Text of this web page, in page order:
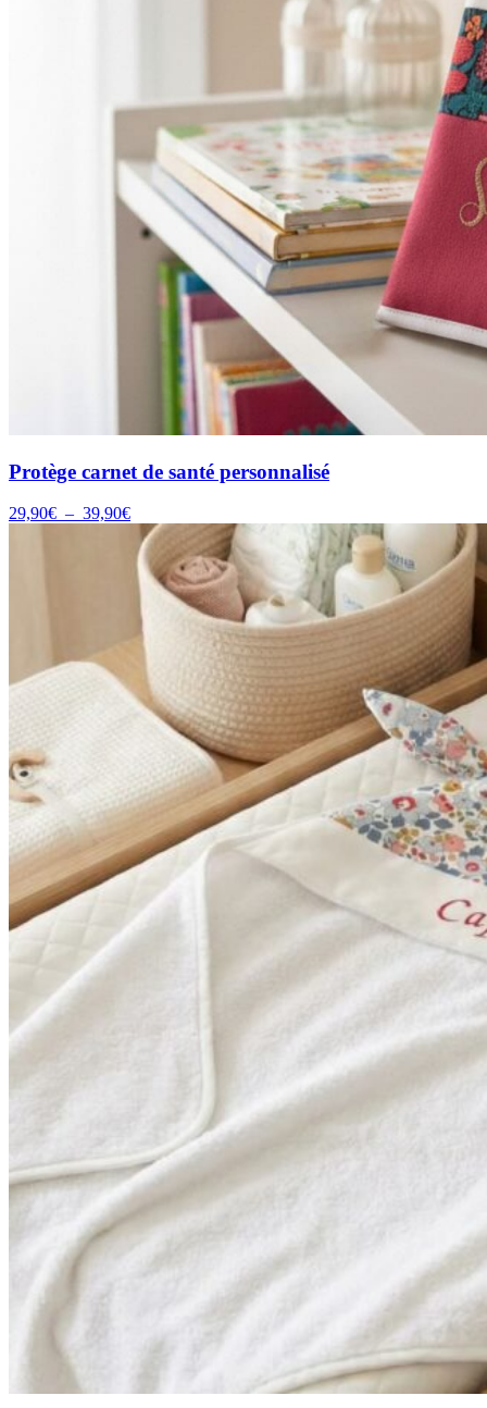
Protège carnet de santé personnalisé
29,90€ – 39,90€Plage
prix :
29,90€